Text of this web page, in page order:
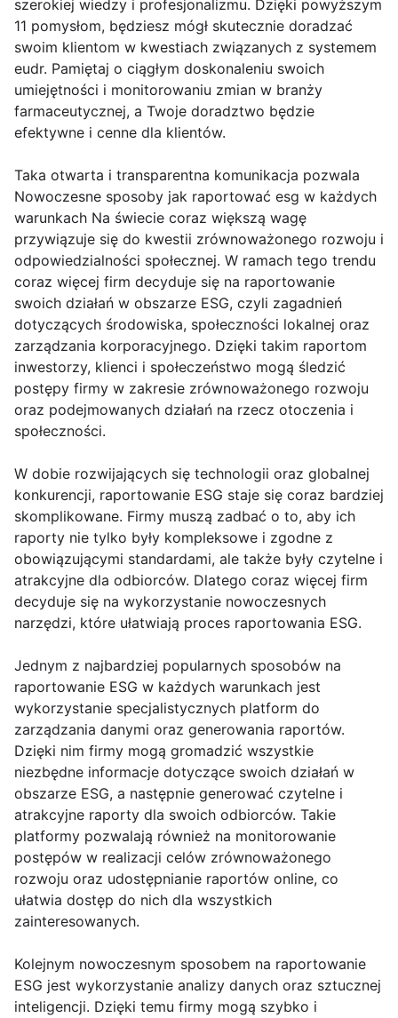
szerokiej wiedzy i profesjonalizmu. Dzięki powyższym
11 pomysłom, będziesz mógł skutecznie doradzać
swoim klientom w kwestiach związanych z systemem
eudr. Pamiętaj o ciągłym doskonaleniu swoich
umiejętności i monitorowaniu zmian w branży
farmaceutycznej, a Twoje doradztwo będzie
efektywne i cenne dla klientów.
Taka otwarta i transparentna komunikacja pozwala
Nowoczesne sposoby jak raportować esg w każdych
warunkach Na świecie coraz większą wagę
przywiązuje się do kwestii zrównoważonego rozwoju i
odpowiedzialności społecznej. W ramach tego trendu
coraz więcej firm decyduje się na raportowanie
swoich działań w obszarze ESG, czyli zagadnień
dotyczących środowiska, społeczności lokalnej oraz
zarządzania korporacyjnego. Dzięki takim raportom
inwestorzy, klienci i społeczeństwo mogą śledzić
postępy firmy w zakresie zrównoważonego rozwoju
oraz podejmowanych działań na rzecz otoczenia i
społeczności.
W dobie rozwijających się technologii oraz globalnej
konkurencji, raportowanie ESG staje się coraz bardziej
skomplikowane. Firmy muszą zadbać o to, aby ich
raporty nie tylko były kompleksowe i zgodne z
obowiązującymi standardami, ale także były czytelne i
atrakcyjne dla odbiorców. Dlatego coraz więcej firm
decyduje się na wykorzystanie nowoczesnych
narzędzi, które ułatwiają proces raportowania ESG.
Jednym z najbardziej popularnych sposobów na
raportowanie ESG w każdych warunkach jest
wykorzystanie specjalistycznych platform do
zarządzania danymi oraz generowania raportów.
Dzięki nim firmy mogą gromadzić wszystkie
niezbędne informacje dotyczące swoich działań w
obszarze ESG, a następnie generować czytelne i
atrakcyjne raporty dla swoich odbiorców. Takie
platformy pozwalają również na monitorowanie
postępów w realizacji celów zrównoważonego
rozwoju oraz udostępnianie raportów online, co
ułatwia dostęp do nich dla wszystkich
zainteresowanych.
Kolejnym nowoczesnym sposobem na raportowanie
ESG jest wykorzystanie analizy danych oraz sztucznej
inteligencji. Dzięki temu firmy mogą szybko i